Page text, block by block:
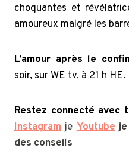
choquantes et
amoureux malgré les
L’amour après le
soir, sur WE tv, à 21 h HE.
Restez connecté avec
Instagram jeYoutube
des conseils